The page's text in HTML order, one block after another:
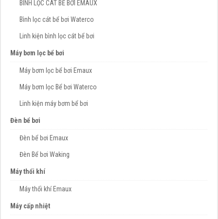
BÌNH LỌC CÁT BỂ BƠI EMAUX
Bình lọc cát bể bơi Waterco
Linh kiện bình lọc cát bể bơi
Máy bơm lọc bể bơi
Máy bơm lọc bể bơi Emaux
Máy bơm lọc Bể bơi Waterco
Linh kiện máy bơm bể bơi
Đèn bể bơi
Đèn bể bơi Emaux
Đèn Bể bơi Waking
Máy thổi khí
Máy thổi khí Emaux
Máy cấp nhiệt